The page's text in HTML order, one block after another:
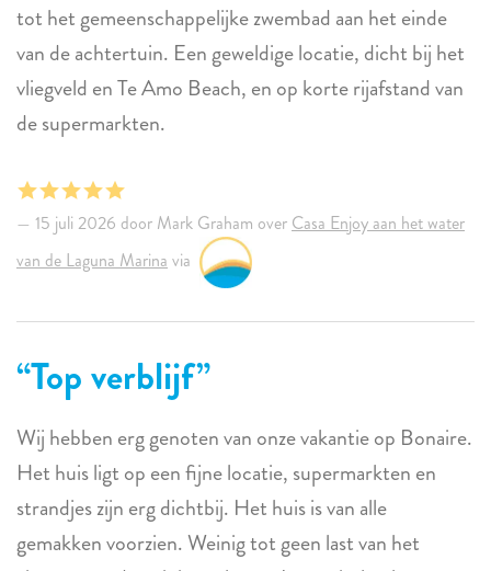
tot het gemeenschappelijke zwembad aan het einde
van de achtertuin. Een geweldige locatie, dicht bij het
vliegveld en Te Amo Beach, en op korte rijafstand van
de supermarkten.
15 juli 2026 door Mark Graham over Casa Enjoy aan het water
van de Laguna Marina via
Top verblijf
Wij hebben erg genoten van onze vakantie op Bonaire.
Het huis ligt op een fijne locatie, supermarkten en
strandjes zijn erg dichtbij. Het huis is van alle
gemakken voorzien. Weinig tot geen last van het